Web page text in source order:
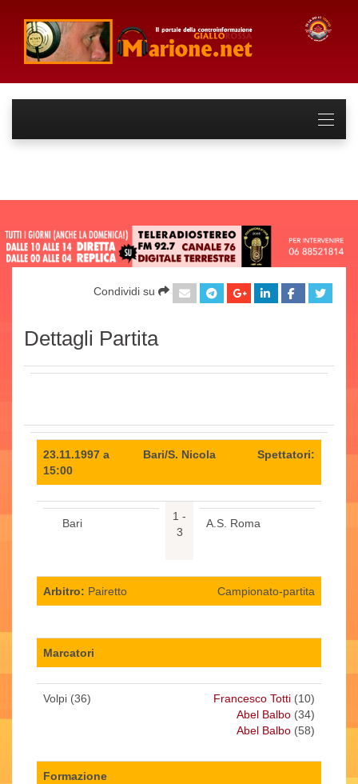
Condividi su
Dettagli Partita
23.11.1997 a
15:00
Bari/S. Nicola Spettatori:
Bari
1 -
3
A.S. Roma
Arbitro: Pairetto Campionato-partita
Marcatori
Volpi (36) Francesco Totti (10)
Abel Balbo (34)
Abel Balbo (58)
Formazione